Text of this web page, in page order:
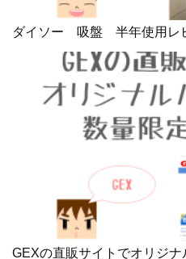
ダイソー 吸盤 半年使用レ
GEXの直販サイトでオリジ